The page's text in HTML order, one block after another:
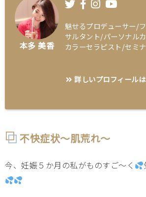
本多 美香
魅せるプロデューサー/
サルタント/パーソナル
カラーセラピスト/セミ
詳しいプロフィール
不快症状～肌荒れ～
今、妊娠５か月の私がものすご～く